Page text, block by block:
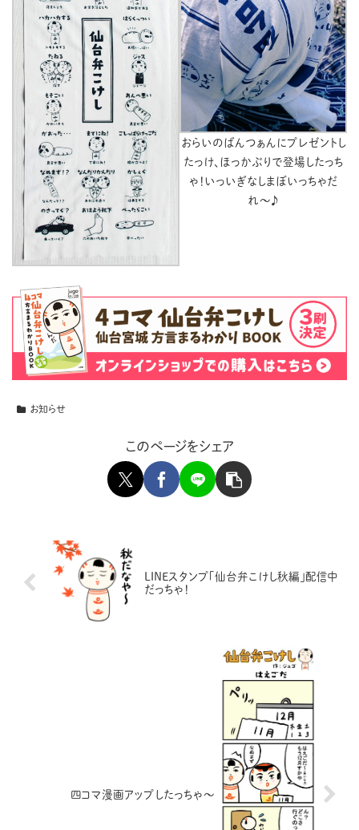
おらいのばんつぁんにプレゼントし
たっけ、ほっかぶりで登場したっち
ゃ！いっいぎなしまぼいっちゃだ
れ〜♪
お知らせ
このページをシェア
LINEスタンプ「仙台弁こけし秋編」配信中
だっちゃ！
四コマ漫画アップしたっちゃ～